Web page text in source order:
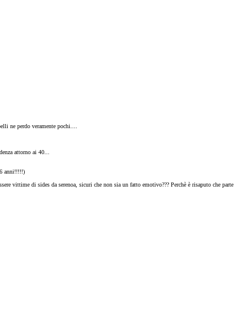
ne perdo veramente pochi....
attorno ai 40...
anni!!!!!)
vittime di sides da serenoa, sicuri che non sia un fatto emotivo??? Perchè è risaputo che